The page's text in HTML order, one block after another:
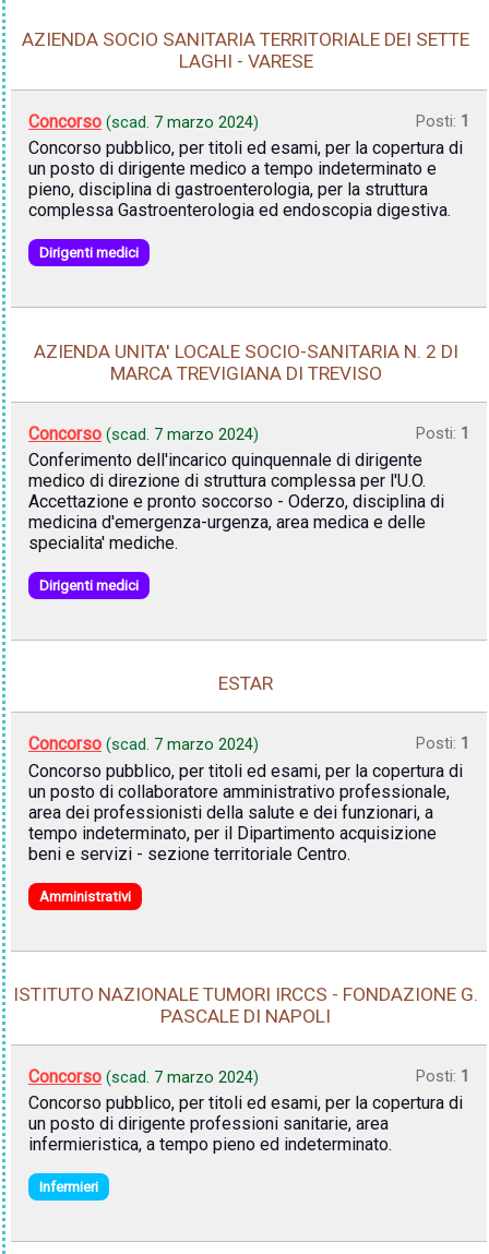
AZIENDA SOCIO SANITARIA TERRITORIALE DEI SETTE
LAGHI - VARESE
Concorso (scad. 7 marzo 2024) Posti: 1
Concorso pubblico, per titoli ed esami, per la copertura di
un posto di dirigente medico a tempo indeterminato e
pieno, disciplina di gastroenterologia, per la struttura
complessa Gastroenterologia ed endoscopia digestiva.
Dirigenti medici
AZIENDA UNITA' LOCALE SOCIO-SANITARIA N. 2 DI
MARCA TREVIGIANA DI TREVISO
Concorso (scad. 7 marzo 2024) Posti: 1
Conferimento dell'incarico quinquennale di dirigente
medico di direzione di struttura complessa per l'U.O.
Accettazione e pronto soccorso - Oderzo, disciplina di
medicina d'emergenza-urgenza, area medica e delle
specialita' mediche.
Dirigenti medici
ESTAR
Concorso (scad. 7 marzo 2024) Posti: 1
Concorso pubblico, per titoli ed esami, per la copertura di
un posto di collaboratore amministrativo professionale,
area dei professionisti della salute e dei funzionari, a
tempo indeterminato, per il Dipartimento acquisizione
beni e servizi - sezione territoriale Centro.
Amministrativi
ISTITUTO NAZIONALE TUMORI IRCCS - FONDAZIONE G.
PASCALE DI NAPOLI
Concorso (scad. 7 marzo 2024) Posti: 1
Concorso pubblico, per titoli ed esami, per la copertura di
un posto di dirigente professioni sanitarie, area
infermieristica, a tempo pieno ed indeterminato.
Infermieri